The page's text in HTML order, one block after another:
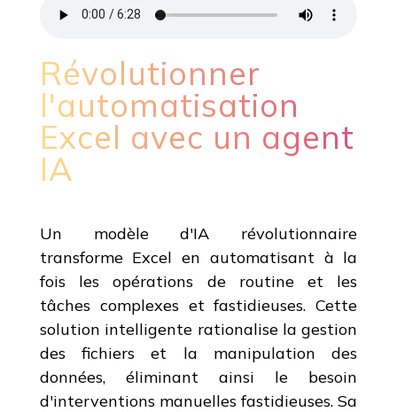
Révolutionner
l'automatisation
Excel avec un agent
IA
Un modèle d'IA révolutionnaire
transforme Excel en automatisant à la
fois les opérations de routine et les
tâches complexes et fastidieuses. Cette
solution intelligente rationalise la gestion
des fichiers et la manipulation des
données, éliminant ainsi le besoin
d'interventions manuelles fastidieuses. Sa